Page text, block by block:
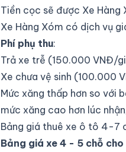
Tiền cọc sẽ được Xe
Xe Hàng Xóm có dịch vụ
Phí phụ thu:
Trả xe trễ (150.000 VNĐ/
Xe chưa vệ sinh (100.000
Mức xăng thấp hơn so với
mức xăng cao hơn lúc
Bảng giá thuê xe ô tô 4-7
Bảng giá xe 4 - 5 chỗ